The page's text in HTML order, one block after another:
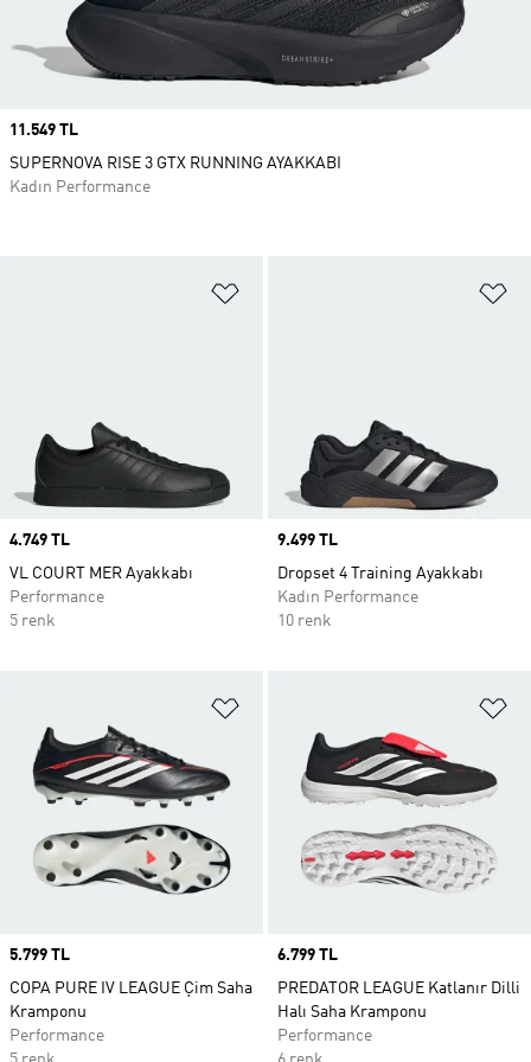
Price
4.749 TL
VL COURT MER Ayakkabı
Performance
5 renk
Price
9.499 TL
Dropset 4 Training Ayakkabı
Kadın Performance
10 renk
Price
5.799 TL
COPA PURE IV LEAGUE Çim Saha
Kramponu
Performance
Price
6.799 TL
PREDATOR LEAGUE Katlanır Dilli
Halı Saha Kramponu
Performance
Price
11.549 TL
SUPERNOVA RISE 3 GTX RUNNING AYAKKABI
Kadın Performance